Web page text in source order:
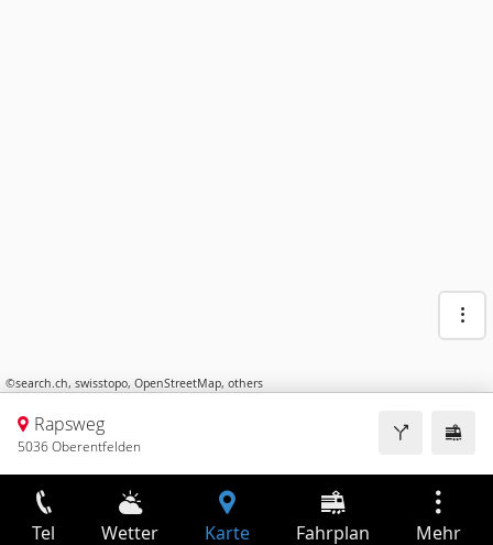
©search.ch, swisstopo, OpenStreetMap, others
Rapsweg
5036 Oberentfelden
Tel Wetter Karte Fahrplan Mehr